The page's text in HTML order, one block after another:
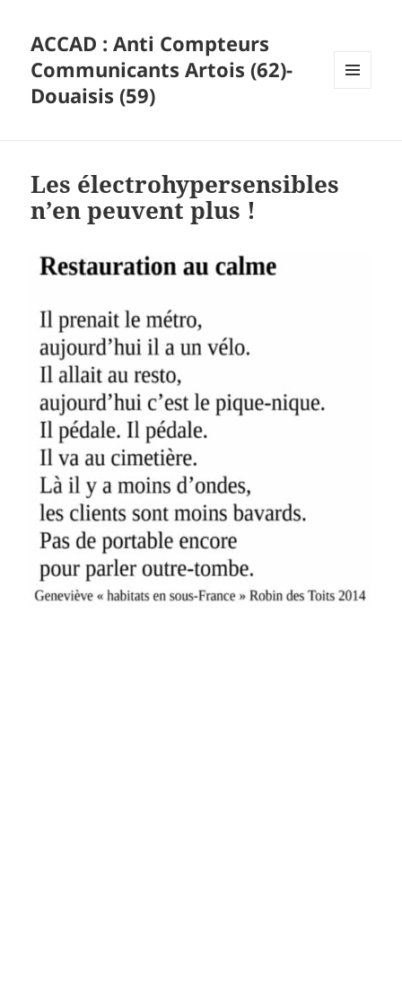
ACCAD : Anti Compteurs
Communicants Artois (62)-
Douaisis (59)
Les électrohypersensibles
n’en peuvent plus !